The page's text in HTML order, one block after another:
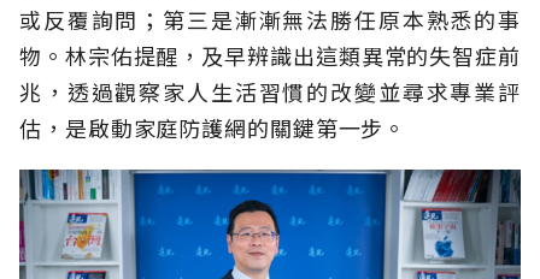
或反覆詢問；第三是漸漸無法勝任原本熟悉的事
物。林宗佑提醒，及早辨識出這類異常的失智症前
兆，透過觀察家人生活習慣的改變並尋求專業評
估，是啟動家庭防護網的關鍵第一步。